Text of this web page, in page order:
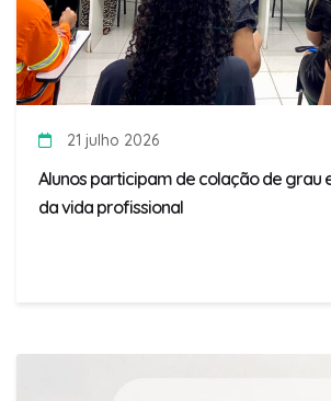
21 julho 2026
Alunos participam de colação de grau
da vida profissional